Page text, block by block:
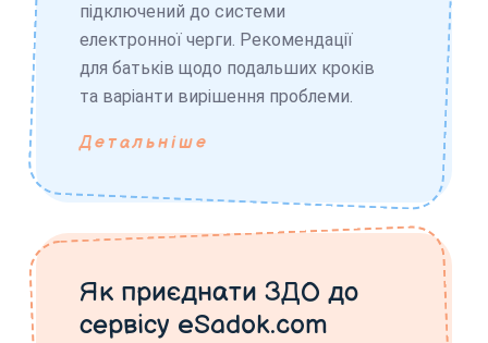
підключений до системи
електронної черги. Рекомендації
для батьків щодо подальших кроків
та варіанти вирішення проблеми.
Детальніше
Як приєднати ЗДО до
сервісу eSadok.com